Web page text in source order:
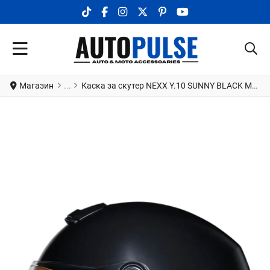
TIKTOK SOCIAL LINK
FACEBOOK SOCIAL LINK
INSTAGRAM SOCIAL LINK
X.COM SOCIAL LINK
PINTEREST SOCIAL LINK
YOUTUBE SOCIAL
Магазин Каска за скутер NEXX Y.10 SUNNY BLACK MATT CAMEL